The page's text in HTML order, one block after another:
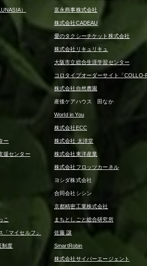
） 富永商事株式会社
株式会社CADEAU
愛のタクシーチケット株式会社
株式会社リキュリキュ
大阪市立総合生涯学習センター
コロタイプオーダーサイト「COLLO-
株式会社自然農園
産後ケアハウス 田なか
World in You
株式会社ECC
ー 株式会社 太洋堂
援センター 株式会社東洋産業
株式会社フロッツカーネル
ヨシダ株式会社
合同会社シシン
京都精密工業株式会社
こ まちとしごと総合研究所
「マイセルフ」 佐藤 譲
制度 SmartRobin
株式会社サイバーエージェント